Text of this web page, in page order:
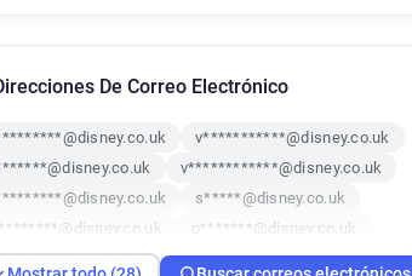
De Correo Electrónico
v***********@disney.co.uk
v************@disney.co.uk
s*****@disney.co.uk
p*******@disney.co.uk
q**********@disney.co.uk